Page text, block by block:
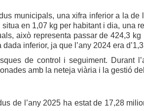
municipals, una xifra inferior a la de
en 1,07 kg per habitant i dia, una
això representa passar de 424,3
inferior, ja que l’any 2024 era
de control i seguiment. Durant
amb la neteja viària i la gestió
de l’any 2025 ha estat de 17,28